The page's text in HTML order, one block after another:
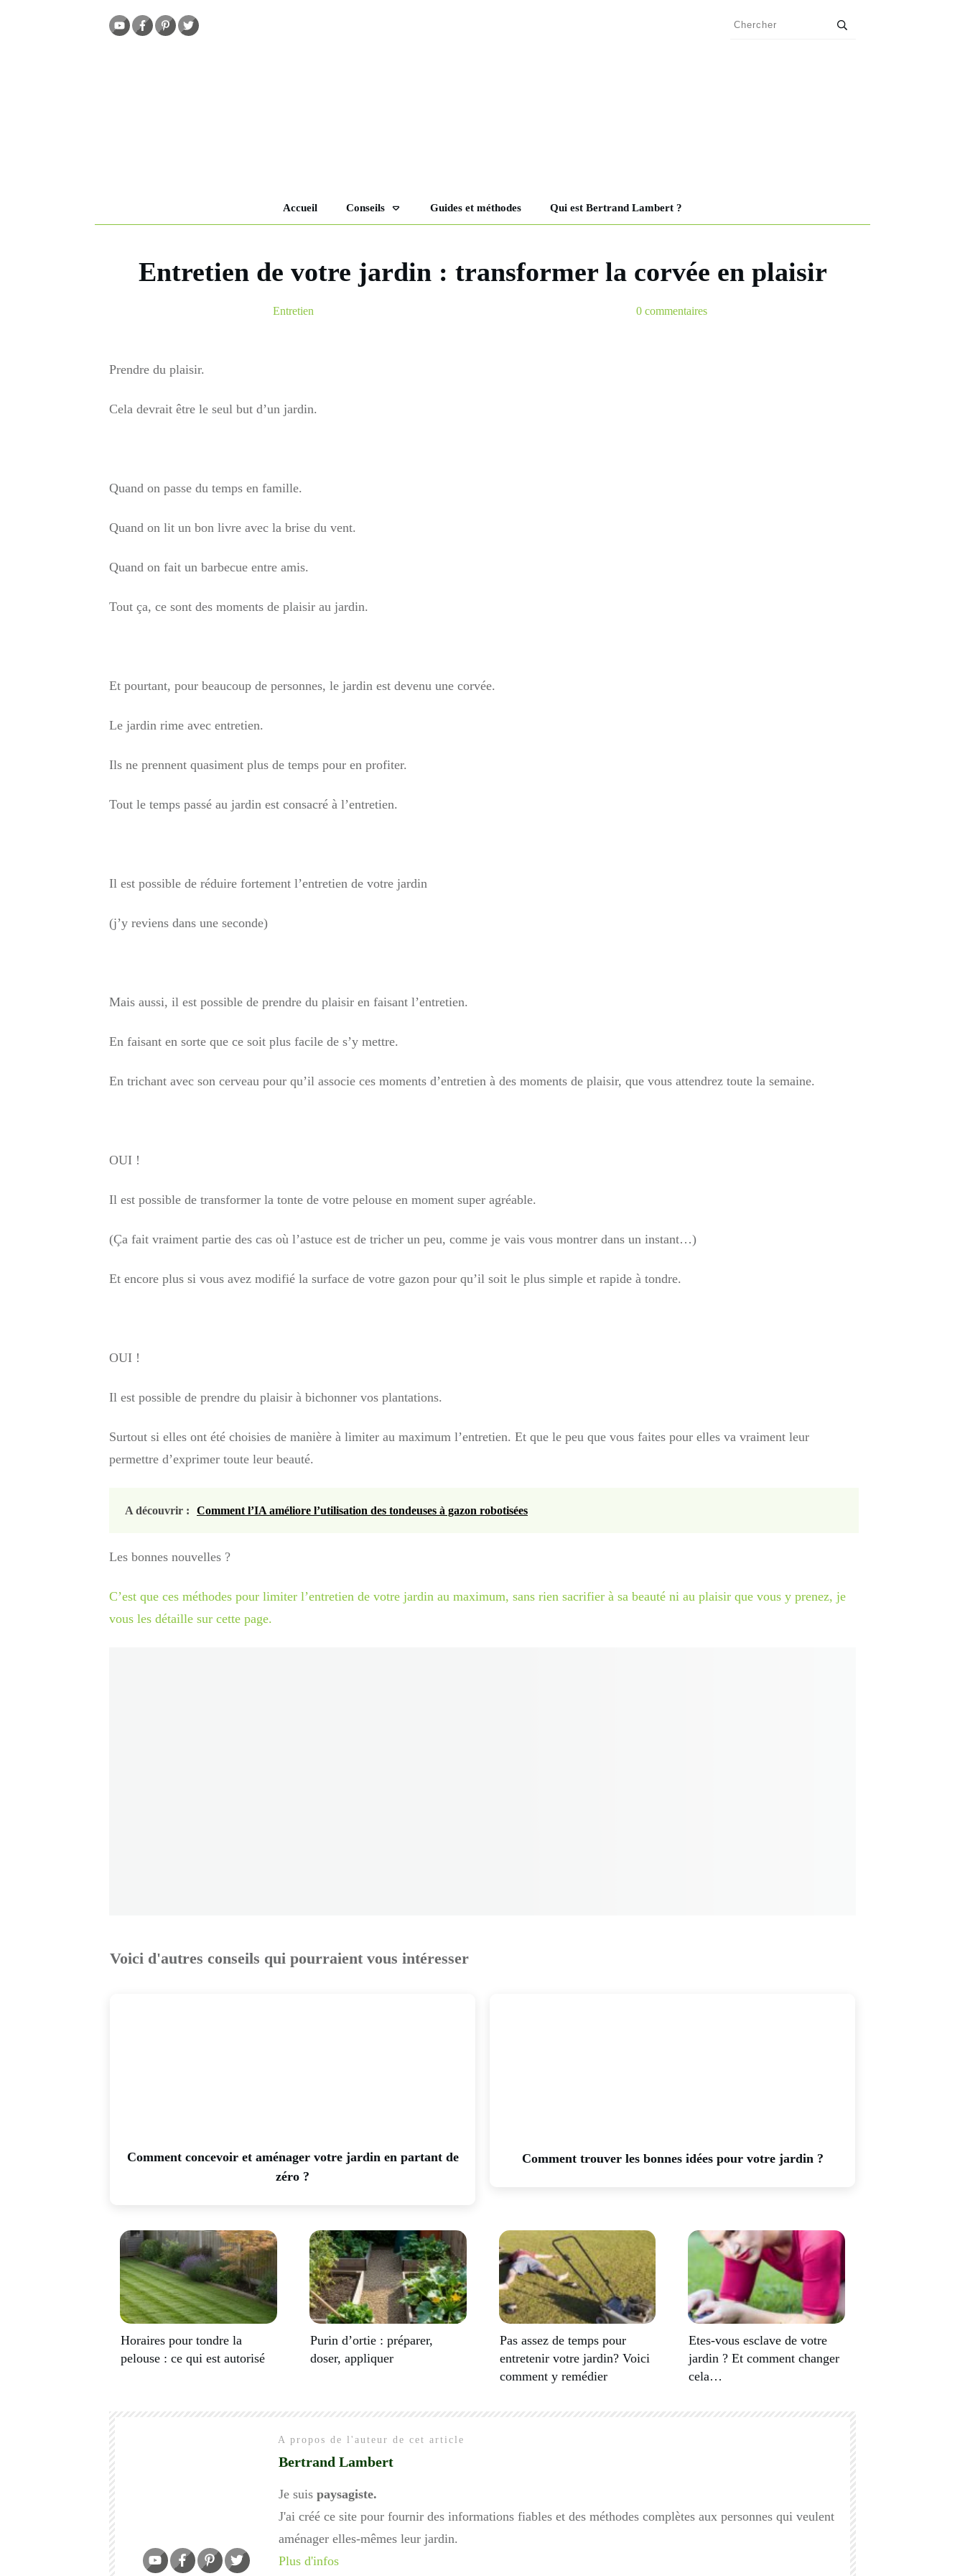
Accueil Conseils Guides et méthodes Qui est Bertrand Lambert ?
Entretien de votre jardin : transformer la corvée en plaisir
Entretien 0 commentaires
Prendre du plaisir.
Cela devrait être le seul but d’un jardin.
Quand on passe du temps en famille.
Quand on lit un bon livre avec la brise du vent.
Quand on fait un barbecue entre amis.
Tout ça, ce sont des moments de plaisir au jardin.
Et pourtant, pour beaucoup de personnes, le jardin est devenu une corvée.
Le jardin rime avec entretien.
Ils ne prennent quasiment plus de temps pour en profiter.
Tout le temps passé au jardin est consacré à l’entretien.
Il est possible de réduire fortement l’entretien de votre jardin
(j’y reviens dans une seconde)
Mais aussi, il est possible de prendre du plaisir en faisant l’entretien.
En faisant en sorte que ce soit plus facile de s’y mettre.
En trichant avec son cerveau pour qu’il associe ces moments d’entretien à des moments de plaisir, que vous attendrez toute la semaine.
OUI !
Il est possible de transformer la tonte de votre pelouse en moment super agréable.
(Ça fait vraiment partie des cas où l’astuce est de tricher un peu, comme je vais vous montrer dans un instant…)
Et encore plus si vous avez modifié la surface de votre gazon pour qu’il soit le plus simple et rapide à tondre.
OUI !
Il est possible de prendre du plaisir à bichonner vos plantations.
Surtout si elles ont été choisies de manière à limiter au maximum l’entretien. Et que le peu que vous faites pour elles va vraiment leur
permettre d’exprimer toute leur beauté.
A découvrir : Comment l’IA améliore l’utilisation des tondeuses à gazon robotisées
Les bonnes nouvelles ?
C’est que ces méthodes pour limiter l’entretien de votre jardin au maximum, sans rien sacrifier à sa beauté ni au plaisir que vous y prenez, je
vous les détaille sur cette page.
Voici d'autres conseils qui pourraient vous intéresser
Comment concevoir et aménager votre jardin en partant de
zéro ?
Comment trouver les bonnes idées pour votre jardin ?
Horaires pour tondre la
pelouse : ce qui est autorisé
Purin d’ortie : préparer,
doser, appliquer
Pas assez de temps pour
entretenir votre jardin? Voici
comment y remédier
Etes-vous esclave de votre
jardin ? Et comment changer
cela…
A propos de l'auteur de cet article
Bertrand Lambert
Je suis paysagiste.
J'ai créé ce site pour fournir des informations fiables et des méthodes complètes aux personnes qui veulent
aménager elles-mêmes leur jardin.
Plus d'infos